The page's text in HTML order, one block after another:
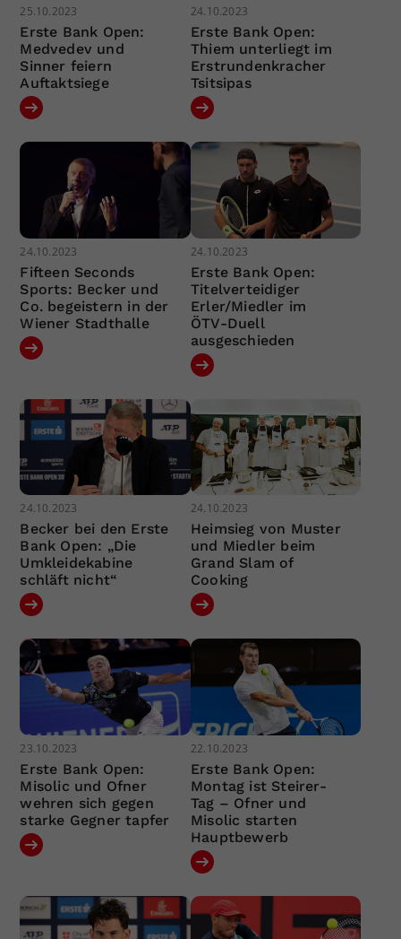
25.10.2023
Erste Bank Open:
Medvedev und
Sinner feiern
Auftaktsiege
24.10.2023
Erste Bank Open:
Thiem unterliegt im
Erstrundenkracher
Tsitsipas
24.10.2023
Fifteen Seconds
Sports: Becker und
Co. begeistern in der
Wiener Stadthalle
24.10.2023
Erste Bank Open:
Titelverteidiger
Erler/Miedler im
ÖTV-Duell
ausgeschieden
24.10.2023
Becker bei den Erste
Bank Open: „Die
Umkleidekabine
schläft nicht“
24.10.2023
Heimsieg von Muster
und Miedler beim
Grand Slam of
Cooking
23.10.2023
Erste Bank Open:
Misolic und Ofner
wehren sich gegen
starke Gegner tapfer
22.10.2023
Erste Bank Open:
Montag ist Steirer-
Tag – Ofner und
Misolic starten
Hauptbewerb